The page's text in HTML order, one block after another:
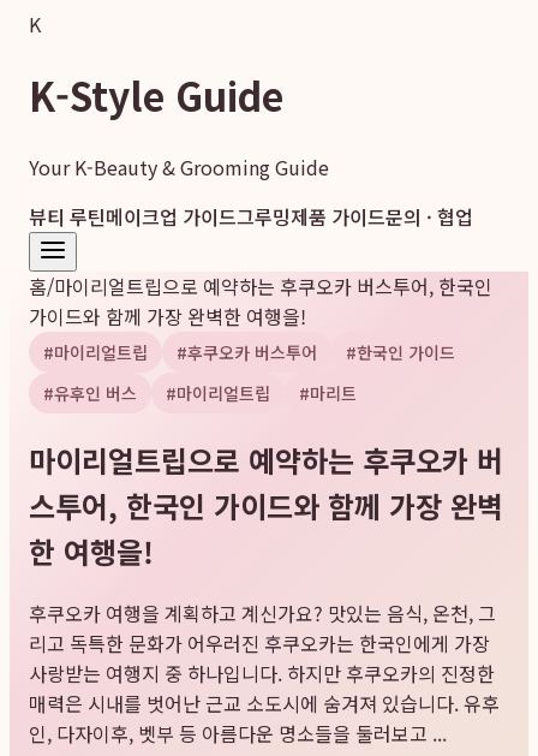
K
K-Style Guide
Your K-Beauty & Grooming Guide
뷰티 루틴메이크업 가이드그루밍제품 가이드문의 · 협업
홈/마이리얼트립으로 예약하는 후쿠오카 버스투어, 한국인
가이드와 함께 가장 완벽한 여행을!
#마이리얼트립 #후쿠오카 버스투어 #한국인 가이드
#유후인 버스 #마이리얼트립 #마리트
마이리얼트립으로 예약하는 후쿠오카 버
스투어, 한국인 가이드와 함께 가장 완벽
한 여행을!
후쿠오카 여행을 계획하고 계신가요? 맛있는 음식, 온천, 그
리고 독특한 문화가 어우러진 후쿠오카는 한국인에게 가장
사랑받는 여행지 중 하나입니다. 하지만 후쿠오카의 진정한
매력은 시내를 벗어난 근교 소도시에 숨겨져 있습니다. 유후
인, 다자이후, 벳부 등 아름다운 명소들을 둘러보고 ...